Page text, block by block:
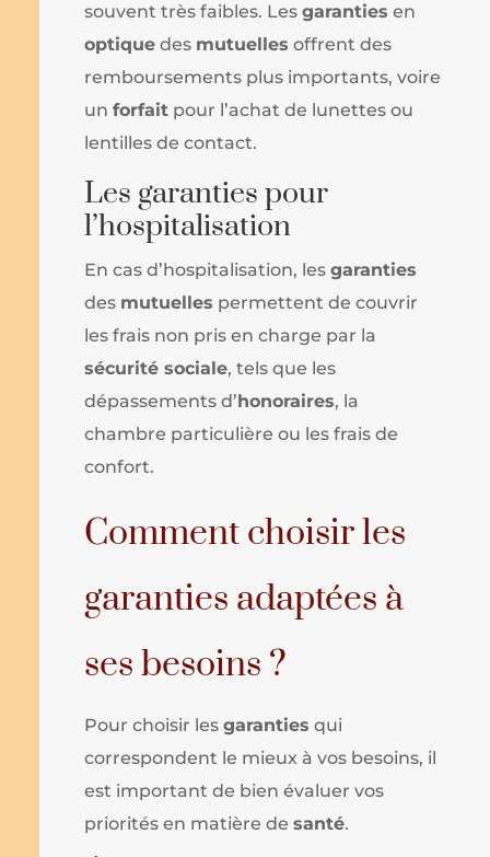
souvent très faibles. Lesgaranties en
optique des mutuelles offrent des
remboursements plus importants, voire
unforfait pour l’achat de lunettes ou
lentilles de contact.
Les garanties pour
l’hospitalisation
En cas d’hospitalisation, lesgaranties
des mutuelles permettent de couvrir
les frais non pris en charge par la
sécurité sociale, tels que les
dépassements d’honoraires, la
chambre particulière ou les frais de
confort.
Comment choisir les
garanties adaptées à
ses besoins ?
Pour choisir lesgaranties qui
correspondent le mieux à vos besoins, il
est important de bien évaluer vos
priorités en matière desanté.